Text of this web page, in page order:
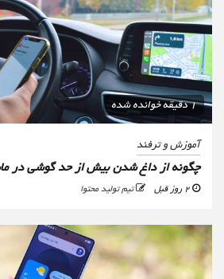
1 دقیقه خوانده شده
آموزش و ترفند
چگونه از داغ شدن بیش از حد گوشی در
تیم تولید محتوا